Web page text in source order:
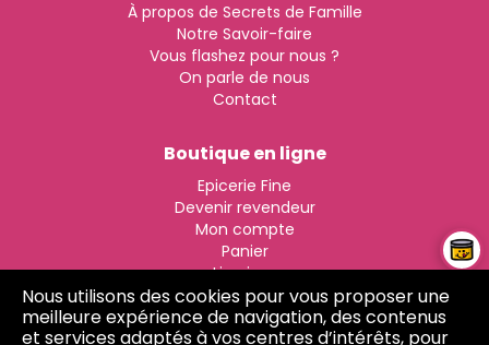
À propos de Secrets de Famille
Notre Savoir-faire
Vous flashez pour nous ?
On parle de nous
Contact
Boutique en ligne
Epicerie Fine
Devenir revendeur
Mon compte
Panier
Livraison
Click & Collect
Nous utilisons des cookies pour vous proposer une
meilleure expérience de navigation, des contenus
et services adaptés à vos centres d’intérêts, pour